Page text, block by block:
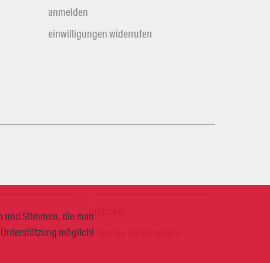
und Stimmen, die man
möglich!
anmelden
einwilligungen widerrufen
le monde diplomatique